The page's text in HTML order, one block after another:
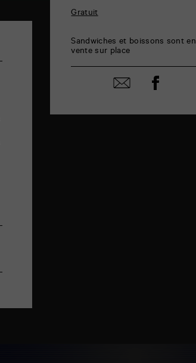
Gratuit
Sandwiches et boissons sont en
vente sur place
Partager
par
Partager
sur